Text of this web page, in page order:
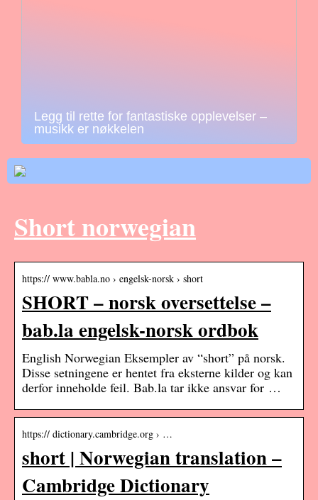
Legg til rette for fantastiske opplevelser –
musikk er nøkkelen
Short norwegian
https:// www.babla.no › engelsk-norsk › short
SHORT – norsk oversettelse –
bab.la engelsk-norsk ordbok
English Norwegian Eksempler av “short” på norsk.
Disse setningene er hentet fra eksterne kilder og kan
derfor inneholde feil. Bab.la tar ikke ansvar for …
https:// dictionary.cambridge.org › …
short | Norwegian translation –
Cambridge Dictionary